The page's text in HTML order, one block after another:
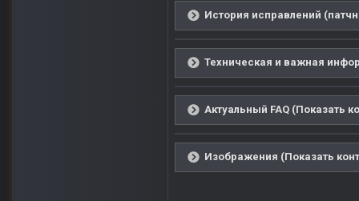
История исправлений
Техническая и важная
Актуальный FAQ (Показать
Изображения (Показать